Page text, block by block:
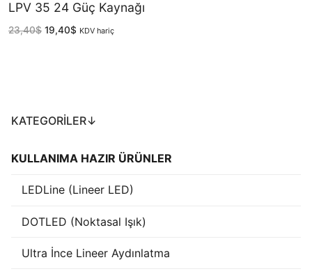
Sabit Gerilim Çubuk LED
Işık Kontrol Sistemleri
DMX Kontrol Sistemleri
LED Güç Kaynakları
İç Mekan LED Driver
LPV 35 24 Güç Kaynağı
23,40$ 19,40$ KDV hariç
KATEGORILER↓
KULLANIMA HAZIR ÜRÜNLER
LEDLine (Lineer LED)
DOTLED (Noktasal Işık)
Ultra İnce Lineer Aydınlatma